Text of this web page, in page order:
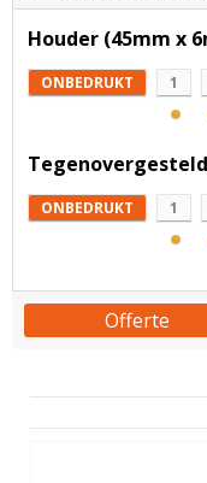
Houder (45mm x
ONBEDRUKT 1
ONBEDRUKT 1
Offerte